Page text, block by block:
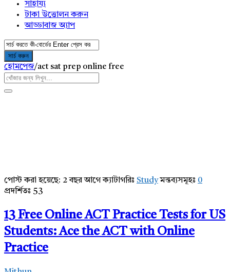
সাহায্য
টাকা উত্তোলন করুন
আড্ডাবাজ অ্যাপ
হোমপেজ/act sat prep online free
AddaBuzz.net
Articles
পোস্ট করা হয়েছে: 2 বছর আগে ক্যাটাগরিঃ Studyমন্তব্যসমূহঃ 0
প্রদর্শিতঃ 53
13 Free Online ACT Practice Tests for US
Students: Ace the ACT with Online
Practice